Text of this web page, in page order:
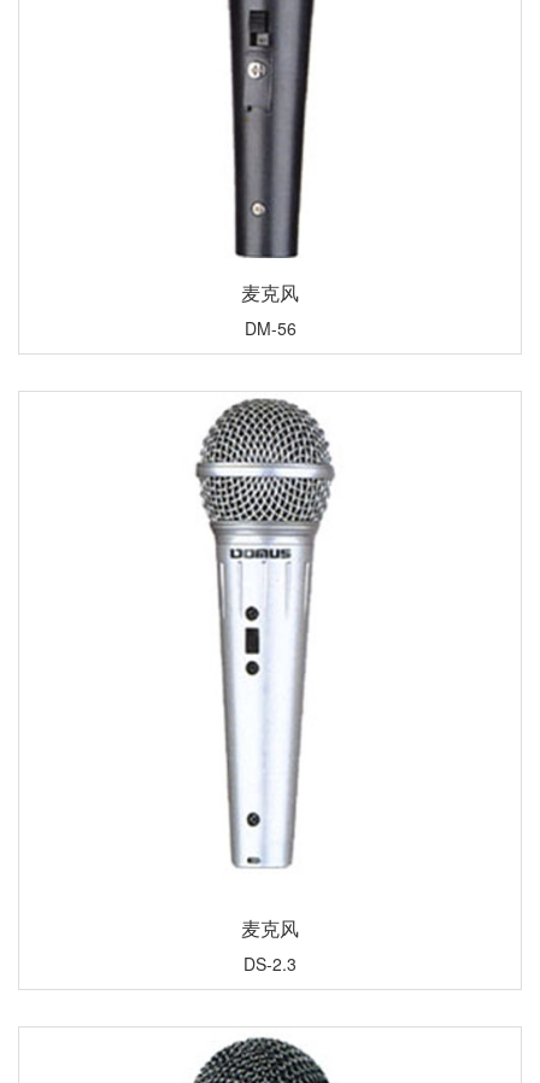
麦克风
DM-56
麦克风
DS-2.3